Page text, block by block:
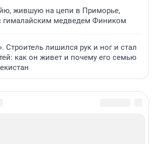
жившую на цепи в Приморье,
гималайским медведем Фиником
Строитель лишился рук и ног и стал
как он живет и почему его семью